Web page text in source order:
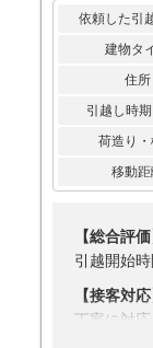
【サービ
特典は特
【料金】
引っ越し
依頼した引
建物タ
住所
引越し時期
荷造り
移動距
【総合評価
引越開始
【接客対応
丁寧に対応